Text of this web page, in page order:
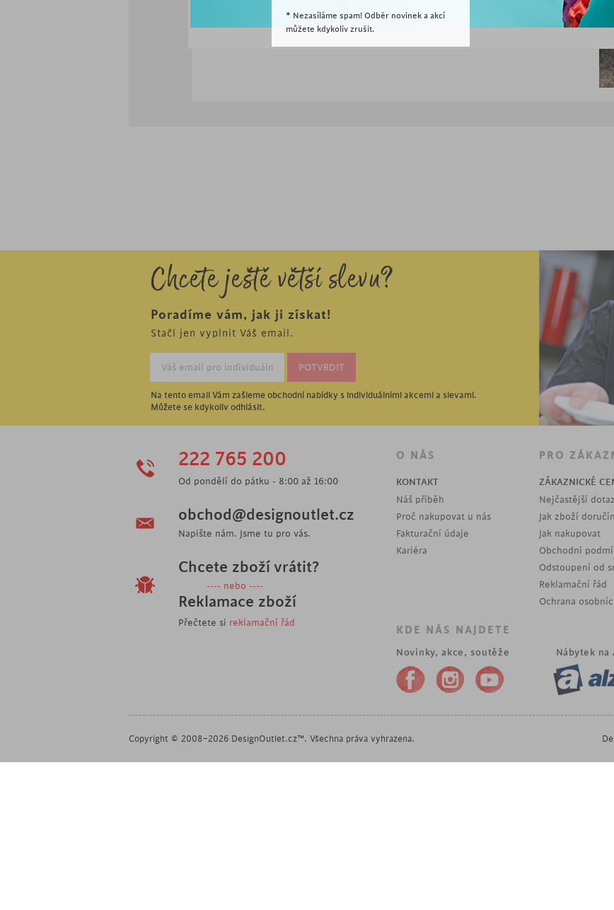
* Nezasíláme spam! Odběr novinek a akcí
můžete kdykoliv zrušit.
Chcete ještě větší slevu?
Poradíme vám, jak ji získat!
Stačí jen vyplnit Váš email.
Na tento email Vám zašleme obchodní nabídky s individuálními akcemi a slevami.
Můžete se kdykoliv odhlásit.
222 765 200
Od pondělí do pátku - 8:00 až 16:00
obchod@designoutlet.cz
Napište nám. Jsme tu pro vás.
Chcete zboží vrátit?
---- nebo ----
Reklamace zboží
Přečtete si reklamační řád
O NÁS
KONTAKT
Náš příběh
Proč nakupovat u nás
Fakturační údaje
Kariéra
PRO
ZÁKAZNICKÉ
Nejčastější
Jak zboží
Jak nakupovat
Obchodní
Odstoupení od
Reklamační řád
Ochrana
KDE NÁS NAJDETE
Novinky, akce, soutěže Nábytek na
Copyright © 2008–2026 DesignOutlet.cz™. Všechna práva vyhrazena.